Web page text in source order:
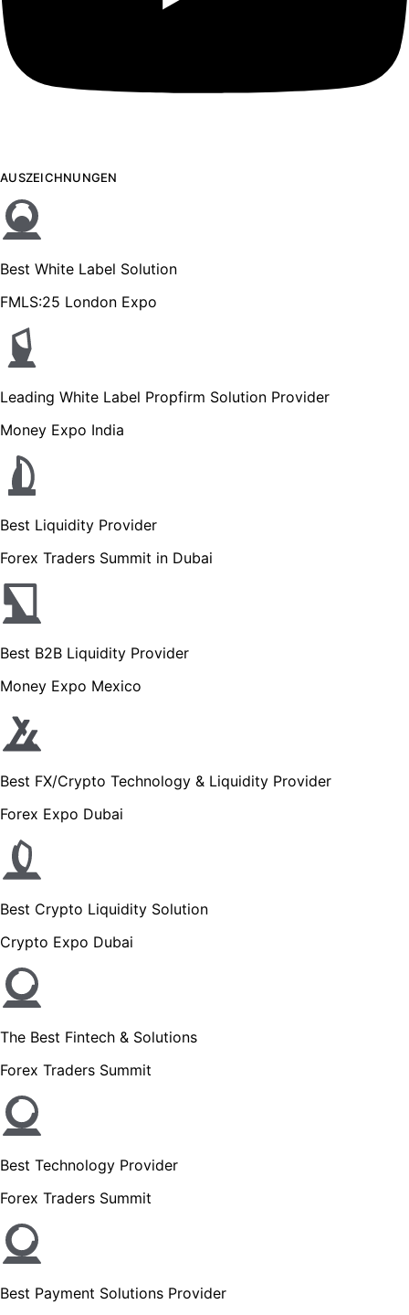
AUSZEICHNUNGEN
Best White Label Solution
FMLS:25 London Expo
Leading White Label Propfirm Solution Provider
Money Expo India
Best Liquidity Provider
Forex Traders Summit in Dubai
Best B2B Liquidity Provider
Money Expo Mexico
Best FX/Crypto Technology & Liquidity Provider
Forex Expo Dubai
Best Crypto Liquidity Solution
Crypto Expo Dubai
The Best Fintech & Solutions
Forex Traders Summit
Best Technology Provider
Forex Traders Summit
Best Payment Solutions Provider